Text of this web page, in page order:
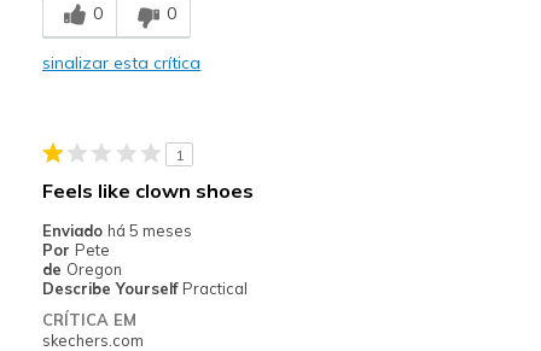
Durable
Casual Wear
Width
Sizing
Feels true to size
View On Shoes
0 0
sinalizar esta crítica
1
Feels like clown shoes
Enviado há 5 meses
Por Pete
de Oregon
Describe Yourself Practical
CRÍTICA EM
skechers.com